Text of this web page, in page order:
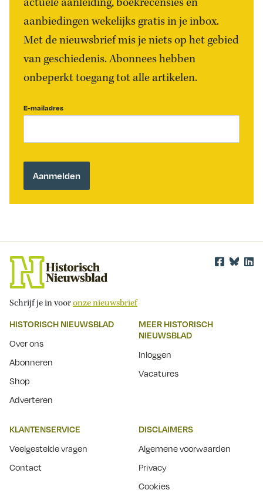
actuele aanleiding, boekrecensies én
aanbiedingen wekelijks gratis in je inbox.
Met de nieuwsbrief mis je niets op het gebied
van geschiedenis. Abonnees hebben
onbeperkt toegang tot alle artikelen.
E-mailadres
Schrijf je in vooronze nieuwsbrief
HISTORISCH NIEUWSBLAD
Over ons
Abonneren
Shop
Adverteren
MEER HISTORISCH
NIEUWSBLAD
Inloggen
Vacatures
KLANTENSERVICE
Veelgestelde vragen
Contact
DISCLAIMERS
Algemene voorwaarden
Privacy
Cookies